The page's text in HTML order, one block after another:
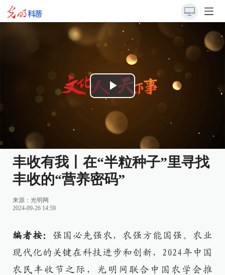
Play
Video
丰收有我丨在“半粒种子”里寻找
丰收的“营养密码”
来源： 光明网
2024-09-26 14:59
编者按： 强国必先强农，农强方能国强。农业
现代化的关键在科技进步和创新，2024年中国
农民丰收节之际，光明网联合中国农学会推